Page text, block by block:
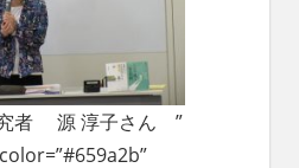
者 源 淳子さん ”